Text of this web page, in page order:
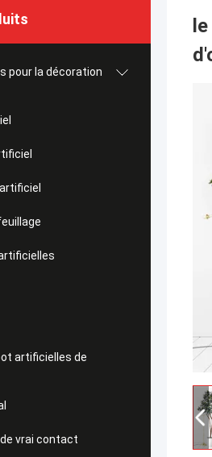
pour la décoration
artificielles de
vrai contact